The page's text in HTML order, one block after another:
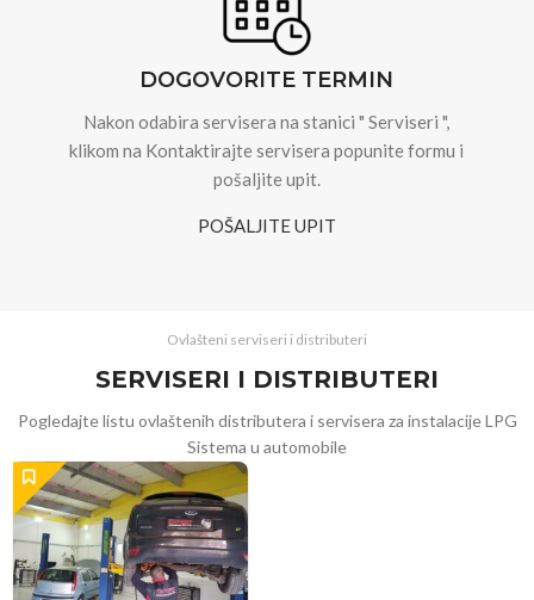
DOGOVORITE TERMIN
Nakon odabira servisera na stanici " Serviseri ",
klikom na Kontaktirajte servisera popunite formu i
pošaljite upit.
POŠALJITE UPIT
Ovlašteni serviseri i distributeri
SERVISERI I DISTRIBUTERI
Pogledajte listu ovlaštenih distributera i servisera za instalacije LPG
Sistema u automobile